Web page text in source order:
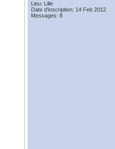
Lieu: Lille
Date d'inscription: 14 Feb 2012
Messages: 8